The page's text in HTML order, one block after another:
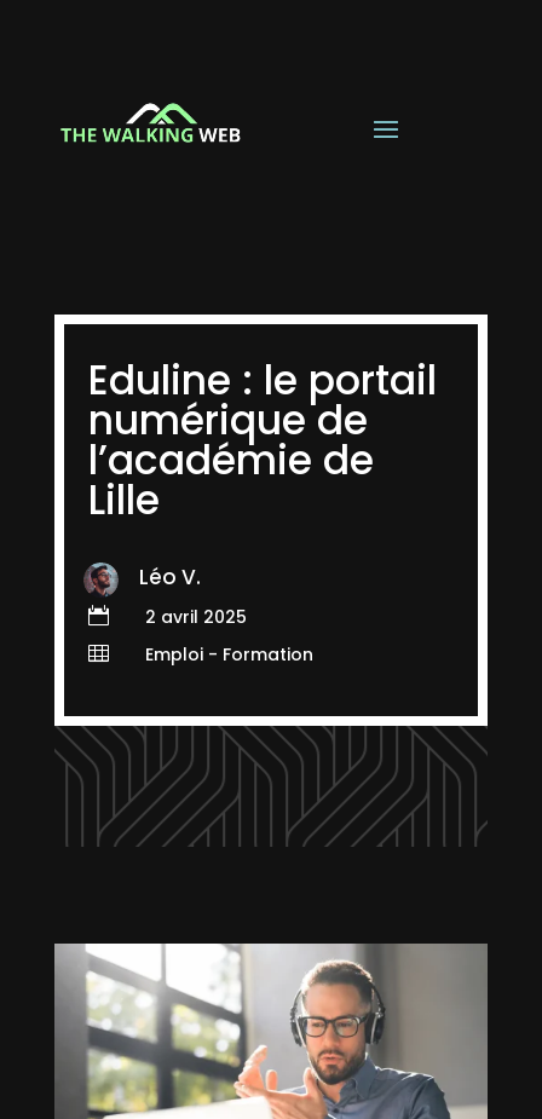
Eduline : le portail
numérique de
l’académie de
Lille
Léo V.
 2 avril 2025
 Emploi - Formation